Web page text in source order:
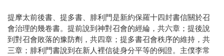
提摩太前後書、提多書、腓利門是新約保羅十四封書信關於召
會治理的幾卷書。提前說到神對召會的經綸，共六章；提後說
到對召會敗落的豫防劑，共四章；提多書召會秩序的維持，共
三章；腓利門書說到在新人裡信徒身分平等的例證。主僕李常